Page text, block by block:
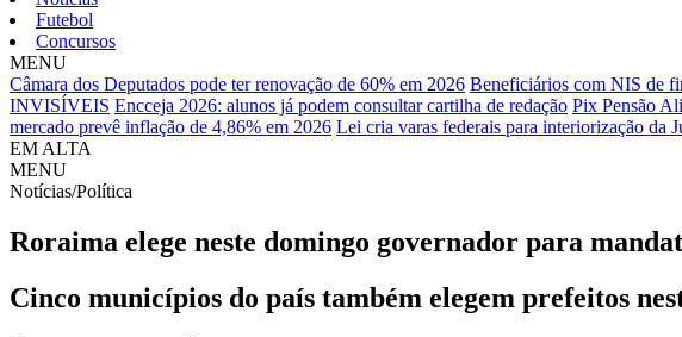
Futebol
Concursos
MENU
Câmara dos Deputados pode ter renovação de 60% em 2026 Beneficiários com NIS de
INVISÍVEIS Encceja 2026: alunos já podem consultar cartilha de redação Pix Pensão
mercado prevê inflação de 4,86% em 2026 Lei cria varas federais para interiorização da
EM ALTA
MENU
Notícias/Política
Roraima elege neste domingo governador para
Cinco municípios do país também elegem prefeitos